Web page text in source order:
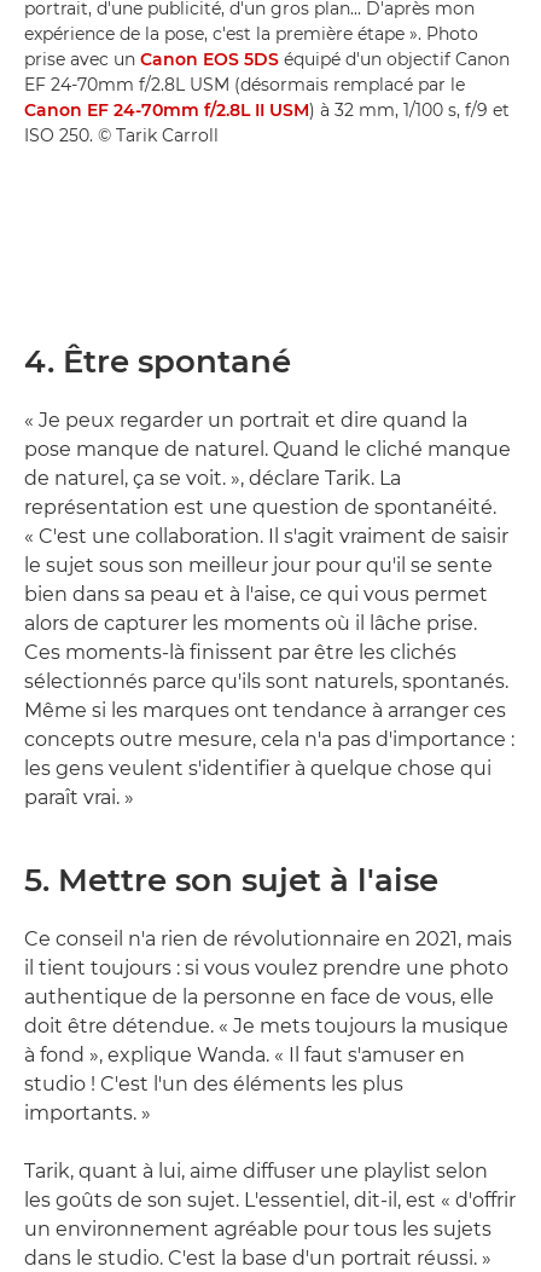
portrait, d'une publicité, d'un gros plan... D'après mon
expérience de la pose, c'est la première étape ». Photo
prise avec un Canon EOS 5DS équipé d'un objectif Canon
EF 24-70mm f/2.8L USM (désormais remplacé par le
Canon EF 24-70mm f/2.8L II USM) à 32 mm, 1/100 s, f/9 et
ISO 250. © Tarik Carroll
4. Être spontané
« Je peux regarder un portrait et dire quand la
pose manque de naturel. Quand le cliché manque
de naturel, ça se voit. », déclare Tarik. La
représentation est une question de spontanéité.
« C'est une collaboration. Il s'agit vraiment de saisir
le sujet sous son meilleur jour pour qu'il se sente
bien dans sa peau et à l'aise, ce qui vous permet
alors de capturer les moments où il lâche prise.
Ces moments-là finissent par être les clichés
sélectionnés parce qu'ils sont naturels, spontanés.
Même si les marques ont tendance à arranger ces
concepts outre mesure, cela n'a pas d'importance :
les gens veulent s'identifier à quelque chose qui
paraît vrai. »
5. Mettre son sujet à l'aise
Ce conseil n'a rien de révolutionnaire en 2021, mais
il tient toujours : si vous voulez prendre une photo
authentique de la personne en face de vous, elle
doit être détendue. « Je mets toujours la musique
à fond », explique Wanda. « Il faut s'amuser en
studio ! C'est l'un des éléments les plus
importants. »
Tarik, quant à lui, aime diffuser une playlist selon
les goûts de son sujet. L'essentiel, dit-il, est « d'offrir
un environnement agréable pour tous les sujets
dans le studio. C'est la base d'un portrait réussi. »